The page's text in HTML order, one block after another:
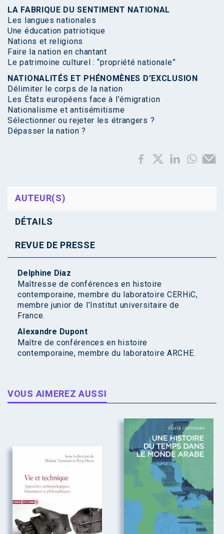
LA FABRIQUE DU SENTIMENT NATIONAL
Les langues nationales
Une éducation patriotique
Nations et religions
Faire la nation en chantant
Le patrimoine culturel : “propriété nationale”
NATIONALITÉS ET PHÉNOMÈNES D’EXCLUSION
Délimiter le corps de la nation
Les États européens face à l’émigration
Nationalisme et antisémitisme
Sélectionner ou rejeter les étrangers ?
Dépasser la nation ?
AUTEUR(S)
DÉTAILS
REVUE DE PRESSE
Delphine Diaz
Maîtresse de conférences en histoire
contemporaine, membre du laboratoire CERHiC,
membre junior de l’Institut universitaire de
France.
Alexandre Dupont
Maître de conférences en histoire
contemporaine, membre du laboratoire ARCHE.
VOUS AIMEREZ AUSSI